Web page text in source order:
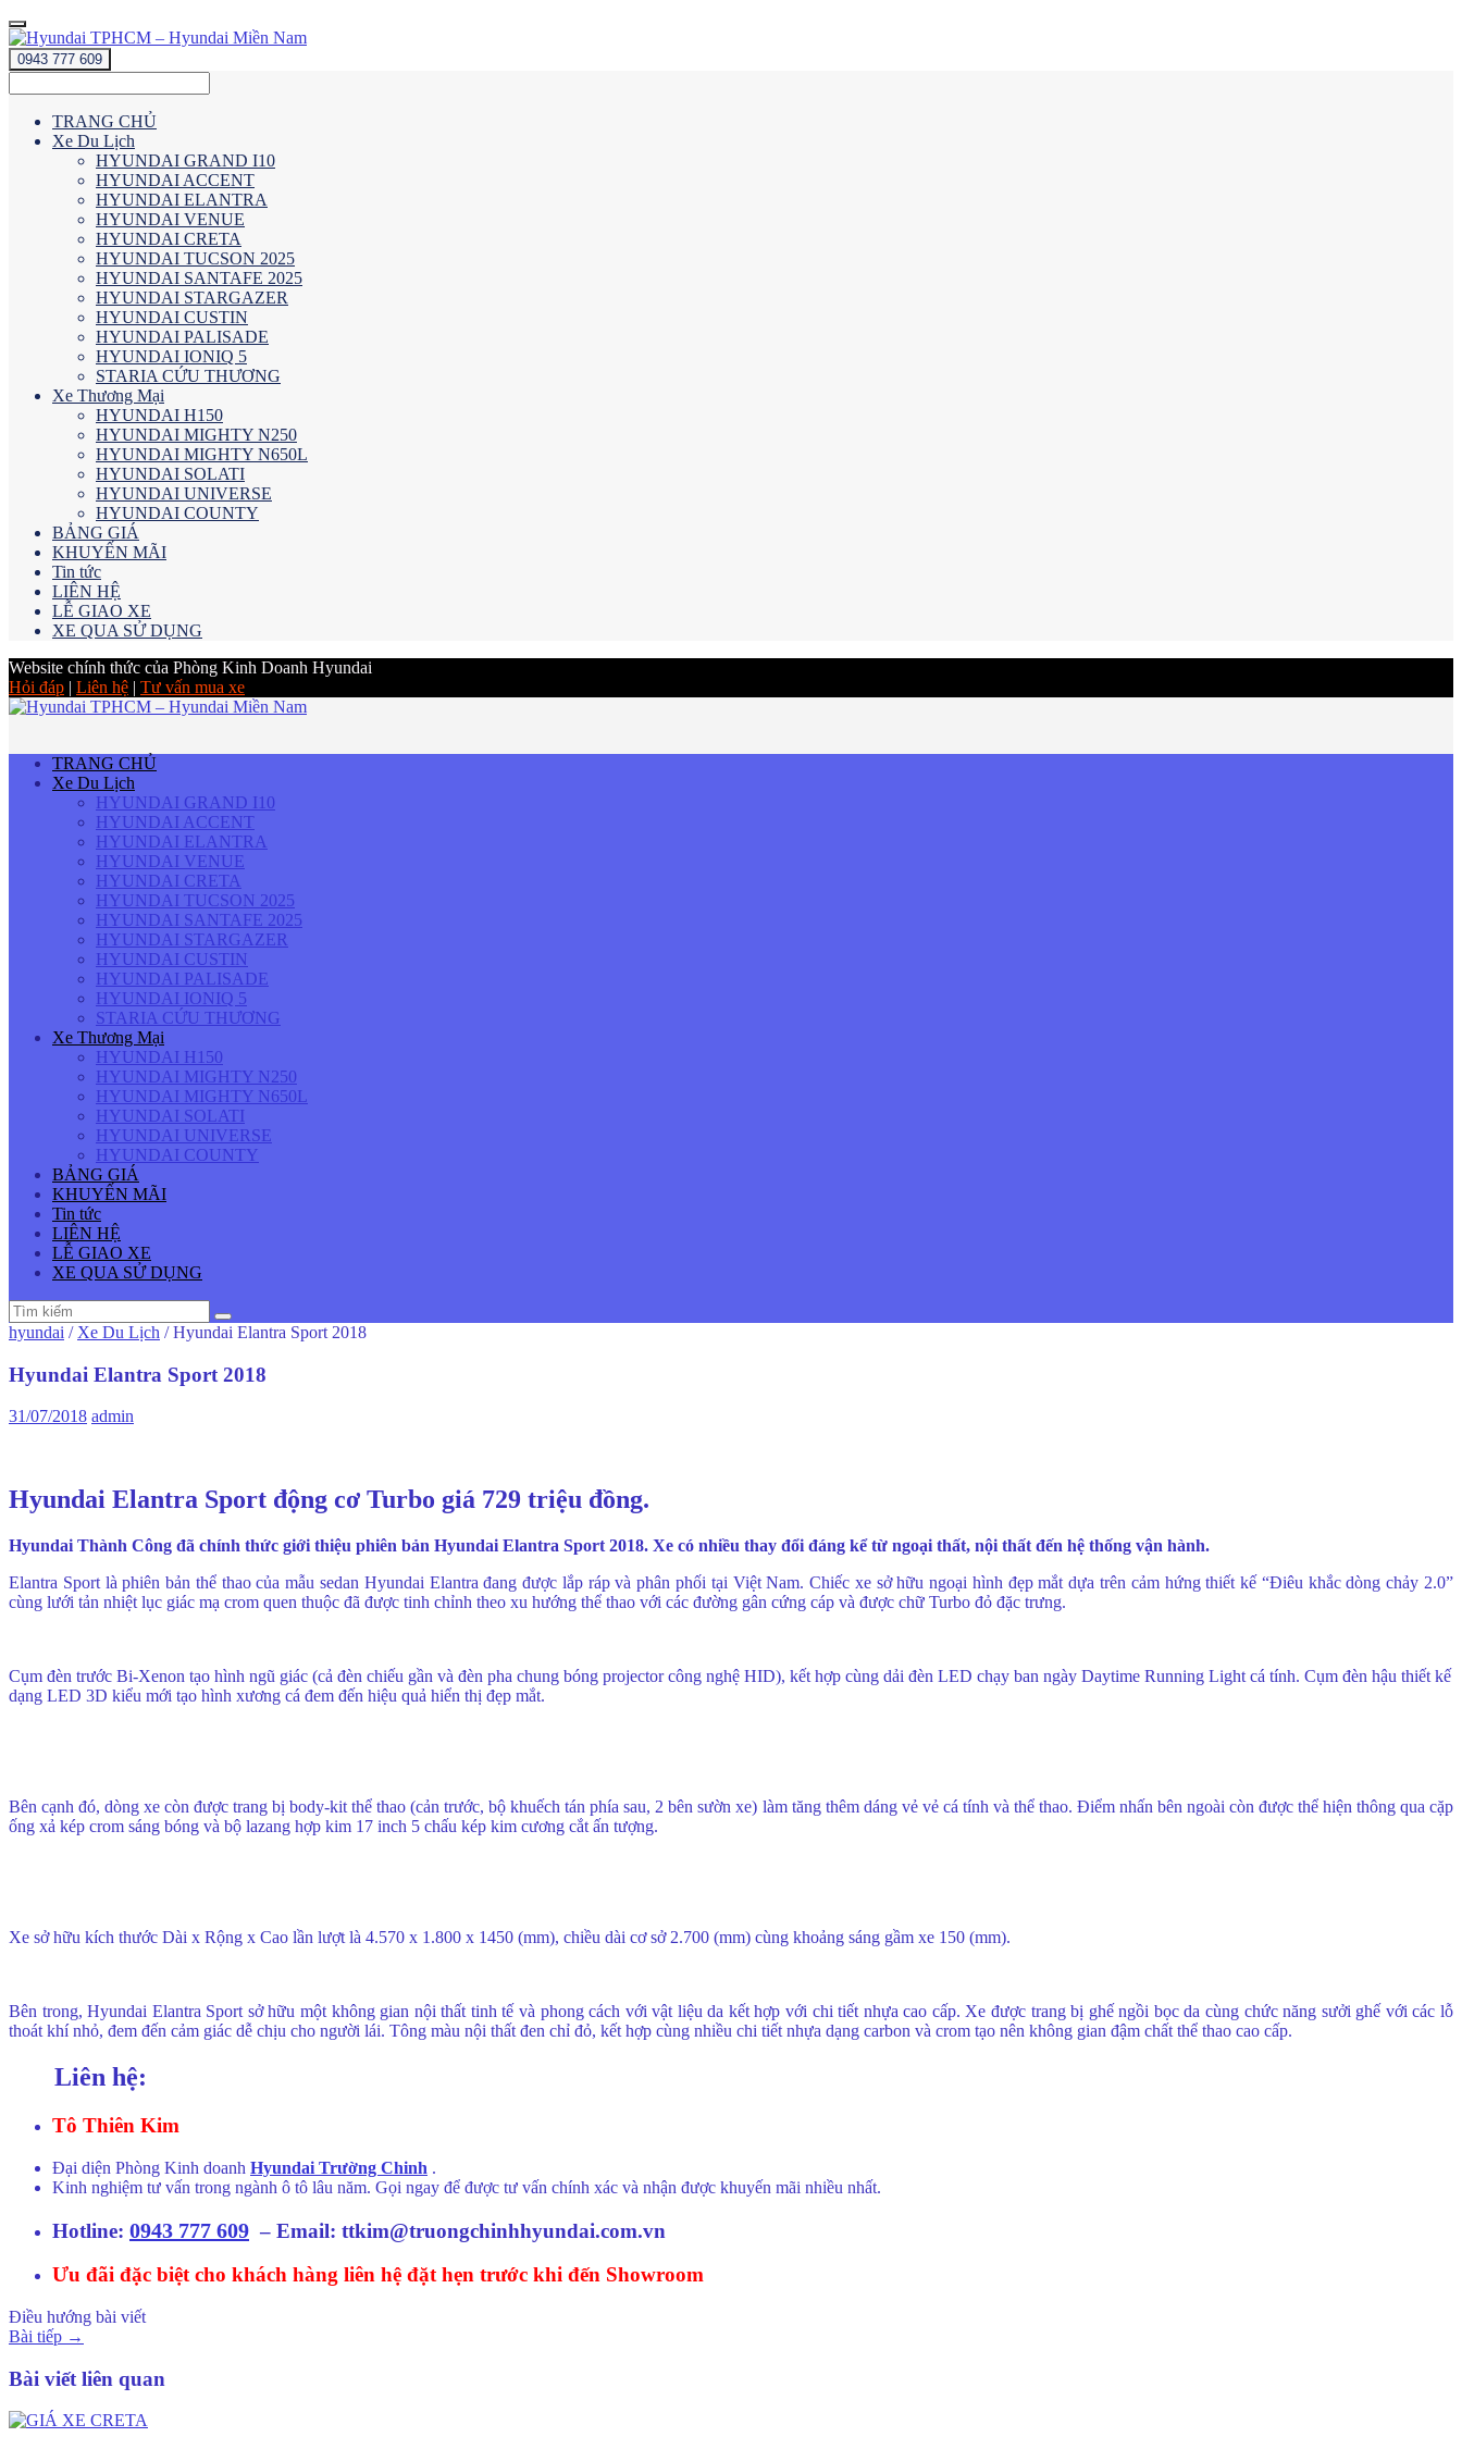
0943 777 609
TRANG CHỦ
Xe Du Lịch
HYUNDAI GRAND I10
HYUNDAI ACCENT
HYUNDAI ELANTRA
HYUNDAI VENUE
HYUNDAI CRETA
HYUNDAI TUCSON 2025
HYUNDAI SANTAFE 2025
HYUNDAI STARGAZER
HYUNDAI CUSTIN
HYUNDAI PALISADE
HYUNDAI IONIQ 5
STARIA CỨU THƯƠNG
Xe Thương Mại
HYUNDAI H150
HYUNDAI MIGHTY N250
HYUNDAI MIGHTY N650L
HYUNDAI SOLATI
HYUNDAI UNIVERSE
HYUNDAI COUNTY
BẢNG GIÁ
KHUYẾN MÃI
Tin tức
LIÊN HỆ
LỄ GIAO XE
XE QUA SỬ DỤNG
Website chính thức của Phòng Kinh Doanh Hyundai
Hỏi đáp | Liên hệ | Tư vấn mua xe
TRANG CHỦ
Xe Du Lịch
HYUNDAI GRAND I10
HYUNDAI ACCENT
HYUNDAI ELANTRA
HYUNDAI VENUE
HYUNDAI CRETA
HYUNDAI TUCSON 2025
HYUNDAI SANTAFE 2025
HYUNDAI STARGAZER
HYUNDAI CUSTIN
HYUNDAI PALISADE
HYUNDAI IONIQ 5
STARIA CỨU THƯƠNG
Xe Thương Mại
HYUNDAI H150
HYUNDAI MIGHTY N250
HYUNDAI MIGHTY N650L
HYUNDAI SOLATI
HYUNDAI UNIVERSE
HYUNDAI COUNTY
BẢNG GIÁ
KHUYẾN MÃI
Tin tức
LIÊN HỆ
LỄ GIAO XE
XE QUA SỬ DỤNG
hyundai / Xe Du Lịch /Hyundai Elantra Sport 2018
Hyundai Elantra Sport 2018
31/07/2018 admin
Hyundai Elantra Sport động cơ Turbo giá 729 triệu đồng.
Hyundai Thành Công đã chính thức giới thiệu phiên bản Hyundai Elantra Sport 2018. Xe có nhiều thay đổi đáng kể từ ngoại thất, nội thất đến hệ thống vận hành.
Elantra Sport là phiên bản thể thao của mẫu sedan Hyundai Elantra đang được lắp ráp và phân phối tại Việt Nam. Chiếc xe sở hữu ngoại hình đẹp mắt dựa trên cảm hứng thiết kế “Điêu khắc dòng chảy 2.0”
cùng lưới tản nhiệt lục giác mạ crom quen thuộc đã được tinh chỉnh theo xu hướng thể thao với các đường gân cứng cáp và được chữ Turbo đỏ đặc trưng.
Cụm đèn trước Bi-Xenon tạo hình ngũ giác (cả đèn chiếu gần và đèn pha chung bóng projector công nghệ HID), kết hợp cùng dải đèn LED chạy ban ngày Daytime Running Light cá tính. Cụm đèn hậu thiết kế
dạng LED 3D kiểu mới tạo hình xương cá đem đến hiệu quả hiển thị đẹp mắt.
Bên cạnh đó, dòng xe còn được trang bị body-kit thể thao (cản trước, bộ khuếch tán phía sau, 2 bên sườn xe) làm tăng thêm dáng vẻ vẻ cá tính và thể thao. Điểm nhấn bên ngoài còn được thể hiện thông qua cặp
ống xả kép crom sáng bóng và bộ lazang hợp kim 17 inch 5 chấu kép kim cương cắt ấn tượng.
Xe sở hữu kích thước Dài x Rộng x Cao lần lượt là 4.570 x 1.800 x 1450 (mm), chiều dài cơ sở 2.700 (mm) cùng khoảng sáng gầm xe 150 (mm).
Bên trong, Hyundai Elantra Sport sở hữu một không gian nội thất tinh tế và phong cách với vật liệu da kết hợp với chi tiết nhựa cao cấp. Xe được trang bị ghế ngồi bọc da cùng chức năng sưởi ghế với các lỗ
thoát khí nhỏ, đem đến cảm giác dễ chịu cho người lái. Tông màu nội thất đen chỉ đỏ, kết hợp cùng nhiều chi tiết nhựa dạng carbon và crom tạo nên không gian đậm chất thể thao cao cấp.
Liên hệ:
Tô Thiên Kim
Đại diện Phòng Kinh doanh Hyundai Trường Chinh .
Kinh nghiệm tư vấn trong ngành ô tô lâu năm. Gọi ngay để được tư vấn chính xác và nhận được khuyến mãi nhiều nhất.
Hotline: 0943 777 609 – Email: ttkim@truongchinhhyundai.com.vn
Ưu đãi đặc biệt cho khách hàng liên hệ đặt hẹn trước khi đến Showroom
Điều hướng bài viết
Bài tiếp →
Bài viết liên quan